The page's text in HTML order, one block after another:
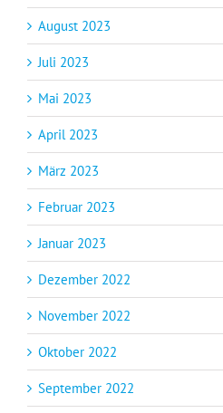
August 2023
Juli 2023
Mai 2023
April 2023
März 2023
Februar 2023
Januar 2023
Dezember 2022
November 2022
Oktober 2022
September 2022